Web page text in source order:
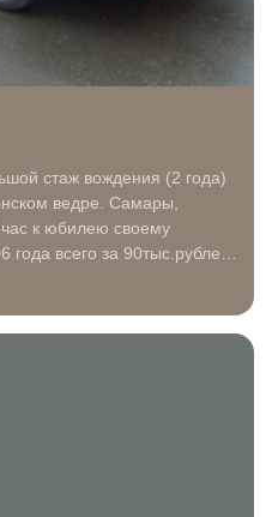
стаж вождения (2 года)
ведре. Самары,
к юбилею своему
всего за 90тыс.рублей
впечатления. В первую